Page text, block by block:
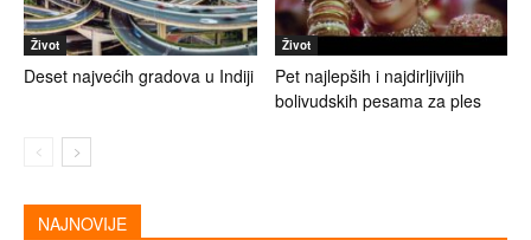
Život
Deset najvećih gradova u Indiji
Život
Pet najlepših i najdirljivijih
bolivudskih pesama za ples
NAJNOVIJE